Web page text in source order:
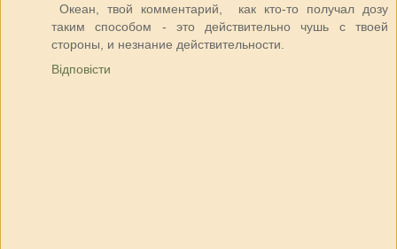
Океан, твой комментарий, как кто-то получал дозу
таким способом - это действительно чушь с твоей
стороны, и незнание действительности.
Відповісти